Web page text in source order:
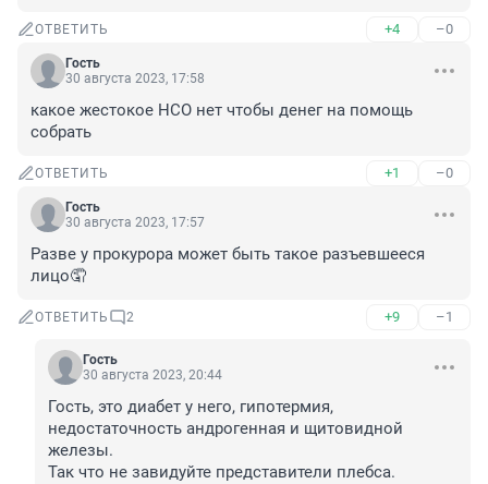
ОТВЕТИТЬ +4 –0
Гость
30 августа 2023, 17:58
какое жестокое НСО нет чтобы денег на помощь
собрать
ОТВЕТИТЬ +1 –0
Гость
30 августа 2023, 17:57
Разве у прокурора может быть такое разъевшееся
лицо🤦
ОТВЕТИТЬ 2 +9 –1
Гость
30 августа 2023, 20:44
Гость, это диабет у него, гипотермия,
недостаточность андрогенная и щитовидной
железы.
Так что не завидуйте представители плебса.